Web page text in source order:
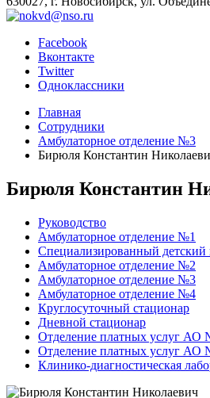
Facebook
Вконтакте
Twitter
Одноклассники
Главная
Сотрудники
Амбулаторное отделение №3
Бирюля Константин
Бирюля Константин
Руководство
Амбулаторное отделение №1
Специализированный
Амбулаторное отделение №2
Амбулаторное отделение №3
Амбулаторное отделение №4
Круглосуточный стационар
Дневной стационар
Отделение платных услуг АО
Отделение платных услуг АО
Клинико-диагностическая